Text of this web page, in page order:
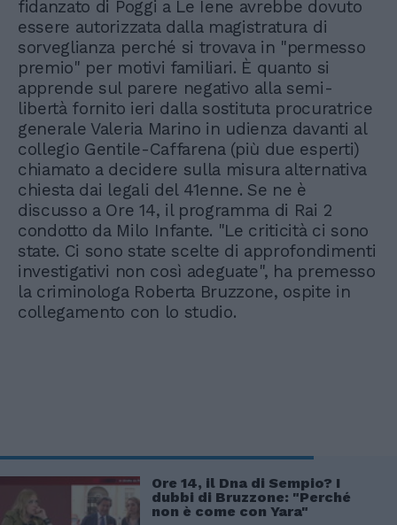
fidanzato di Poggi a Le Iene avrebbe dovuto
essere autorizzata dalla magistratura di
sorveglianza perché si trovava in "permesso
premio" per motivi familiari. È quanto si
apprende sul parere negativo alla semi-
libertà fornito ieri dalla sostituta procuratrice
generale Valeria Marino in udienza davanti al
collegio Gentile-Caffarena (più due esperti)
chiamato a decidere sulla misura alternativa
chiesta dai legali del 41enne. Se ne è
discusso a Ore 14, il programma di Rai 2
condotto da Milo Infante. "Le criticità ci sono
state. Ci sono state scelte di approfondimenti
investigativi non così adeguate", ha premesso
la criminologa Roberta Bruzzone, ospite in
collegamento con lo studio.
Ore 14, il Dna di Sempio? I
dubbi di Bruzzone: "Perché
non è come con Yara"